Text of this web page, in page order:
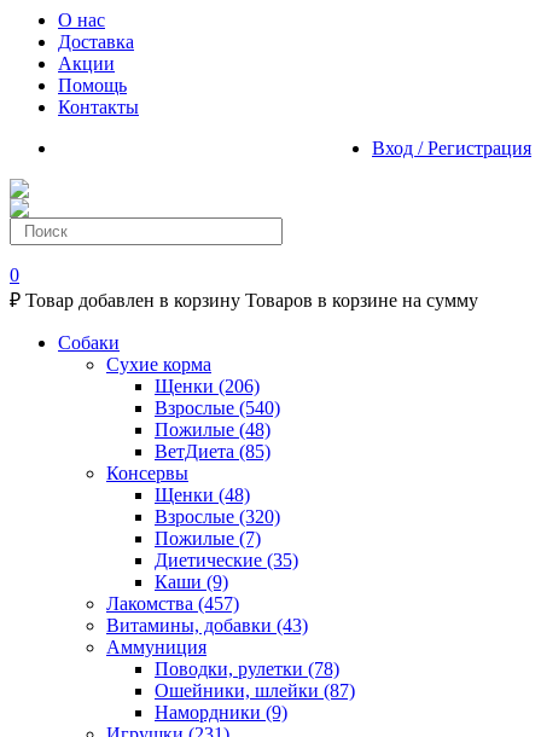
О нас
Доставка
Акции
Помощь
Контакты
Вход / Регистрация
0
₽ Товар добавлен в корзину Товаров в корзине на сумму
Собаки
Сухие корма
Щенки (206)
Взрослые (540)
Пожилые (48)
ВетДиета (85)
Консервы
Щенки (48)
Взрослые (320)
Пожилые (7)
Диетические (35)
Каши (9)
Лакомства (457)
Витамины, добавки (43)
Аммуниция
Поводки, рулетки (78)
Ошейники, шлейки (87)
Намордники (9)